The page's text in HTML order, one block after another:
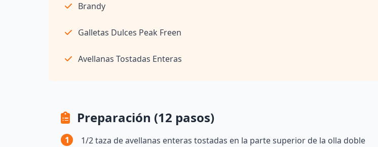
Brandy
Galletas Dulces Peak Freen
Avellanas Tostadas Enteras
Preparación (12 pasos)
1
1/2 taza de avellanas enteras tostadas en la parte superior de la olla doble